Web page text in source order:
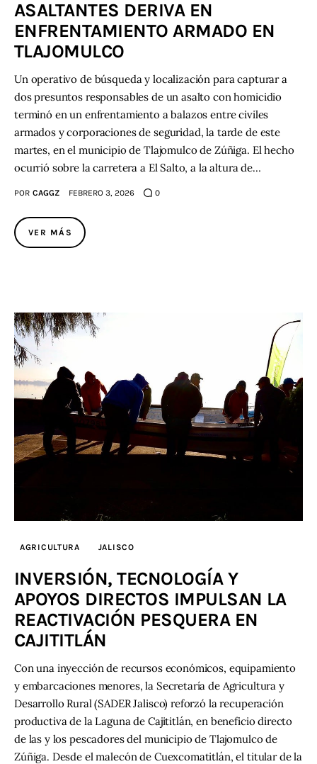
Contacto
ASALTANTES DERIVA EN
ENFRENTAMIENTO ARMADO EN
TLAJOMULCO
Un operativo de búsqueda y localización para capturar a
dos presuntos responsables de un asalto con homicidio
terminó en un enfrentamiento a balazos entre civiles
armados y corporaciones de seguridad, la tarde de este
martes, en el municipio de Tlajomulco de Zúñiga. El hecho
ocurrió sobre la carretera a El Salto, a la altura de…
POR CAGGZ FEBRERO 3, 2026 0
VER MÁS
AGRICULTURA JALISCO
INVERSIÓN, TECNOLOGÍA Y
APOYOS DIRECTOS IMPULSAN LA
REACTIVACIÓN PESQUERA EN
CAJITITLÁN
Con una inyección de recursos económicos, equipamiento
y embarcaciones menores, la Secretaría de Agricultura y
Desarrollo Rural (SADER Jalisco) reforzó la recuperación
productiva de la Laguna de Cajititlán, en beneficio directo
de las y los pescadores del municipio de Tlajomulco de
Zúñiga. Desde el malecón de Cuexcomatitlán, el titular de la